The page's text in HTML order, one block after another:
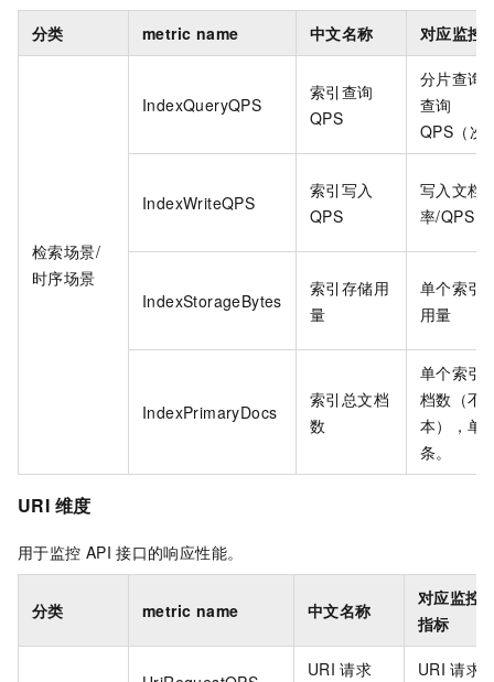
分类 metric name 中文名称 对应监控
检索场景/
时序场景
IndexQueryQPS
索引查询
QPS
分片查询
查询
QPS（次
IndexWriteQPS
索引写入
QPS
写入文档
率/QPS
IndexStorageBytes
索引存储用
量
单个索引
用量
IndexPrimaryDocs
索引总文档
数
单个索引
档数（不
本），单
条。
URI 维度
用于监控 API 接口的响应性能。
分类 metric name 中文名称
对应监控
指标
URI 请求
URI 请求